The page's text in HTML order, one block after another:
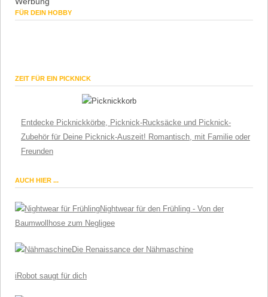
FÜR DEIN HOBBY
ZEIT FÜR EIN PICKNICK
Entdecke Picknickkörbe, Picknick-Rucksäcke und Picknick-
Zubehör für Deine Picknick-Auszeit! Romantisch, mit Familie oder
Freunden
AUCH HIER ...
Nightwear für den Frühling - Von der
Baumwollhose zum Negligee
Die Renaissance der Nähmaschine
iRobot saugt für dich